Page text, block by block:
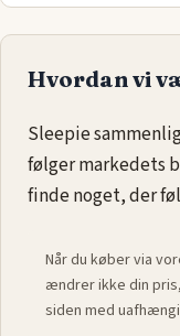
Hvordan vi
Sleepie
følger markedets
finde noget, der
Når du køber via
ændrer ikke din
siden med